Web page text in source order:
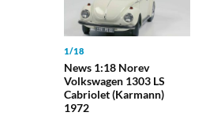
1/18
News 1:18 Norev
Volkswagen 1303 LS
Cabriolet (Karmann)
1972